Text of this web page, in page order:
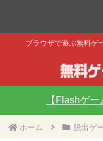
ブラウザで遊ぶ無料ゲ
【Flashゲ
ホーム 脱出ゲ